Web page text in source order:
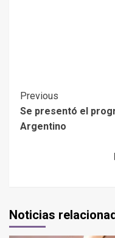
Previous
Se presentó el
Argentino
Noticias